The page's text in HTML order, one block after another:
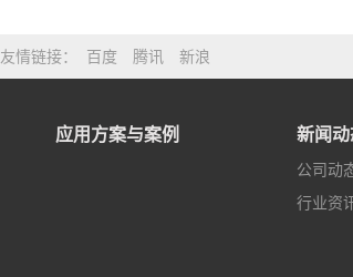
友情链接 百度 腾讯 新浪
应用方案与案例 新闻动
公司动
行业资